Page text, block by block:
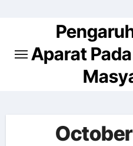
Aparat